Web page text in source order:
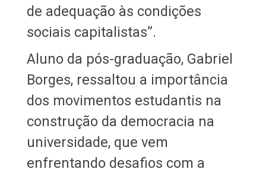
de adequação às condições
sociais capitalistas”.
Aluno da pós-graduação, Gabriel
Borges, ressaltou a importância
dos movimentos estudantis na
construção da democracia na
universidade, que vem
enfrentando desafios com a